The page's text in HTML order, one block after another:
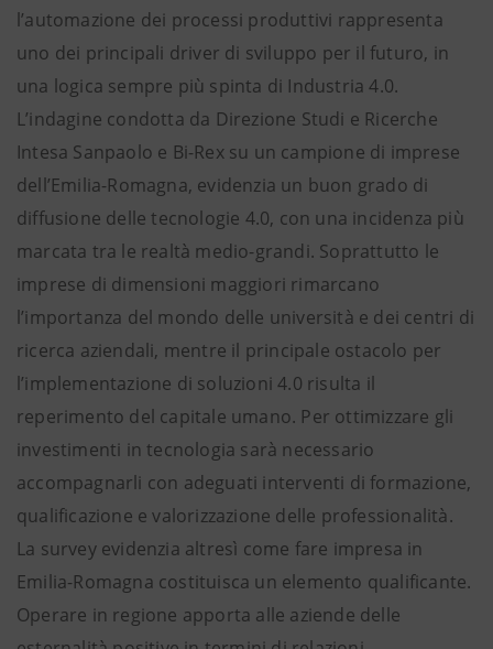
l’automazione dei processi produttivi rappresenta
uno dei principali driver di sviluppo per il futuro, in
una logica sempre più spinta di Industria 4.0.
L’indagine condotta da Direzione Studi e Ricerche
Intesa Sanpaolo e Bi-Rex su un campione di imprese
dell’Emilia-Romagna, evidenzia un buon grado di
diffusione delle tecnologie 4.0, con una incidenza più
marcata tra le realtà medio-grandi. Soprattutto le
imprese di dimensioni maggiori rimarcano
l’importanza del mondo delle università e dei centri di
ricerca aziendali, mentre il principale ostacolo per
l’implementazione di soluzioni 4.0 risulta il
reperimento del capitale umano. Per ottimizzare gli
investimenti in tecnologia sarà necessario
accompagnarli con adeguati interventi di formazione,
qualificazione e valorizzazione delle professionalità.
La survey evidenzia altresì come fare impresa in
Emilia-Romagna costituisca un elemento qualificante.
Operare in regione apporta alle aziende delle